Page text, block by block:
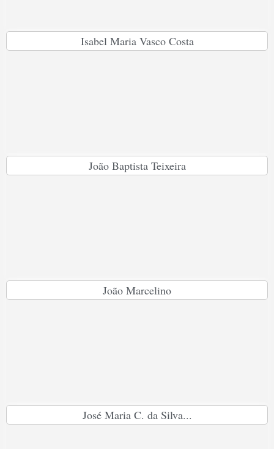
Isabel Maria Vasco Costa
João Baptista Teixeira
João Marcelino
José Maria C. da Silva...